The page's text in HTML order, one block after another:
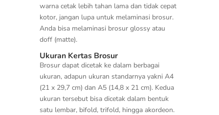
warna cetak lebih tahan lama dan tidak cepat
kotor, jangan lupa untuk melaminasi brosur.
Anda bisa melaminasi brosur glossy atau
doff (matte).
Ukuran Kertas Brosur
Brosur dapat dicetak ke dalam berbagai
ukuran, adapun ukuran standarnya yakni A4
(21 x 29,7 cm) dan A5 (14,8 x 21 cm). Kedua
ukuran tersebut bisa dicetak dalam bentuk
satu lembar, bifold, trifold, hingga akordeon.